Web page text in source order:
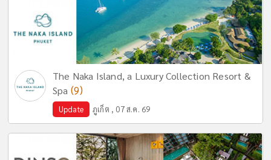
The Naka Island, a Luxury Collection Resort &
Spa (9)
Update ภูเก็ต , 07 ส.ค. 69